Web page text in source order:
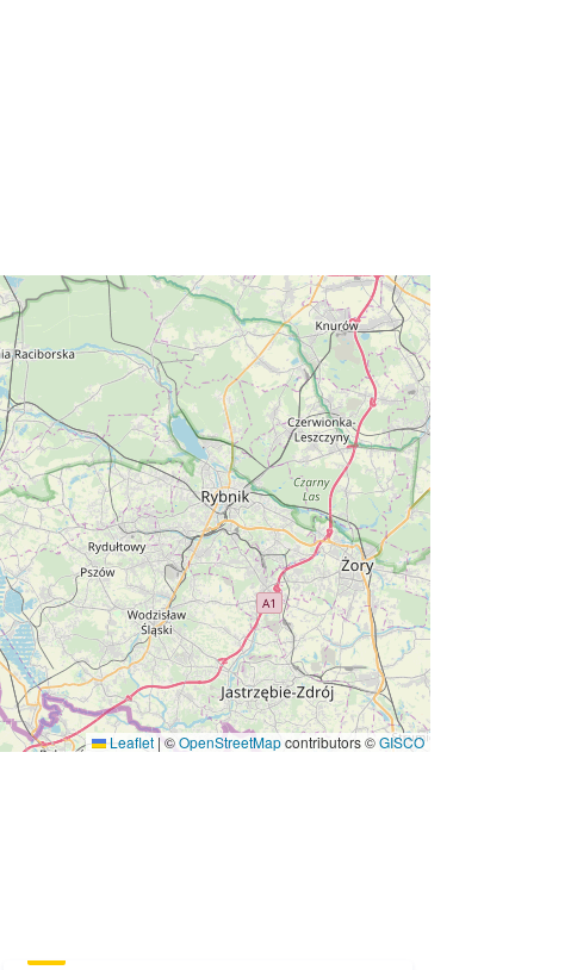
Leaflet | ©OpenStreetMapcontributors ©GISCO
cb0daa-5ff4-4732-9327-
1d73bf568f03
Datový zdroj:
http://inspire.ec.europa.eu/metadata-
codelist/ResourceType/dataset